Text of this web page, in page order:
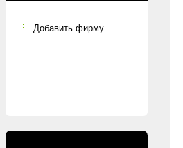
Добавить фирму